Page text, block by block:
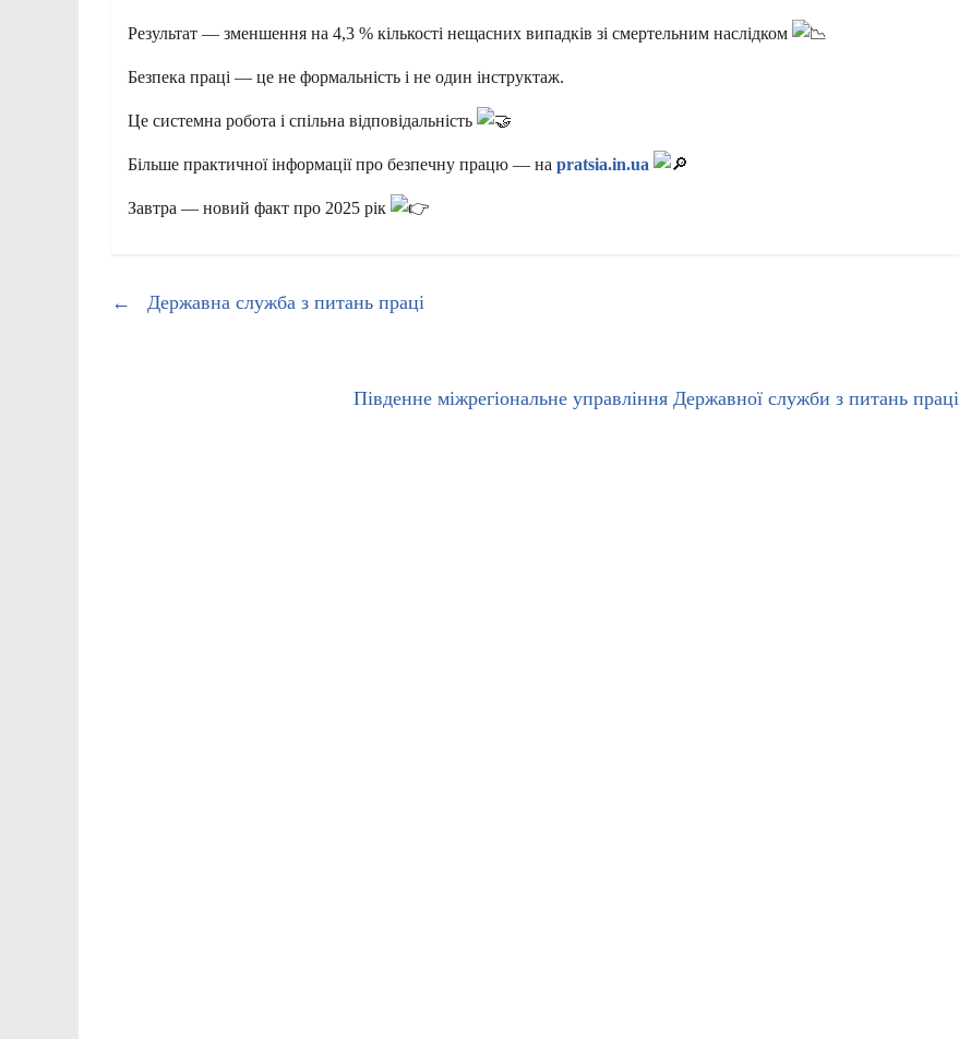
Результат — зменшення на 4,3 % кількості нещасних випадків зі смертельним наслідком
Безпека праці — це не формальність і не один інструктаж.
Це системна робота і спільна відповідальність
Більше практичної інформації про безпечну працю — на pratsia.in.ua
Завтра — новий факт про 2025 рік
← Державна служба з питань праці
Південне міжрегіональне управління Державної служби з питань праці